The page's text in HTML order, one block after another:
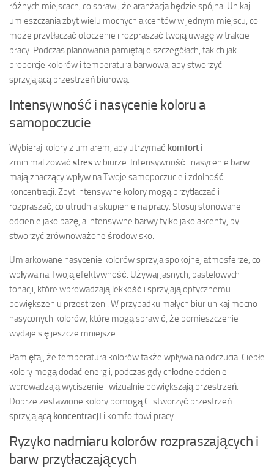
różnych miejscach, co sprawi, że aranżacja będzie spójna. Unikaj
umieszczania zbyt wielu mocnych akcentów w jednym miejscu, co
może przytłaczać otoczenie i rozpraszać twoją uwagę w trakcie
pracy. Podczas planowania pamiętaj o szczegółach, takich jak
proporcje kolorów i temperatura barwowa, aby stworzyć
sprzyjającą przestrzeń biurową.
Intensywność i nasycenie koloru a
samopoczucie
Wybieraj kolory z umiarem, aby utrzymać komfort i
zminimalizować stresw biurze. Intensywność i nasycenie barw
mają znaczący wpływ na Twoje samopoczucie i zdolność
koncentracji. Zbyt intensywne kolory mogą przytłaczać i
rozpraszać, co utrudnia skupienie na pracy. Stosuj stonowane
odcienie jako bazę, a intensywne barwy tylko jako akcenty, by
stworzyć zrównoważone środowisko.
Umiarkowane nasycenie kolorów sprzyja spokojnej atmosferze, co
wpływa na Twoją efektywność. Używaj jasnych, pastelowych
tonacji, które wprowadzają lekkość i sprzyjają optycznemu
powiększeniu przestrzeni. W przypadku małych biur unikaj mocno
nasyconych kolorów, które mogą sprawić, że pomieszczenie
wydaje się jeszcze mniejsze.
Pamiętaj, że temperatura kolorów także wpływa na odczucia. Ciepłe
kolory mogą dodać energii, podczas gdy chłodne odcienie
wprowadzają wyciszenie i wizualnie powiększają przestrzeń.
Dobrze zestawione kolory pomogą Ci stworzyć przestrzeń
sprzyjającąkoncentracji i komfortowi pracy.
Ryzyko nadmiaru kolorów rozpraszających i
barw przytłaczających